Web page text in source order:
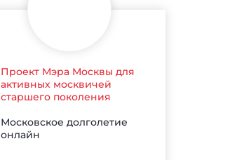
Проект Мэра Москвы для
активных москвичей
старшего поколения
Московское долголетие
онлайн